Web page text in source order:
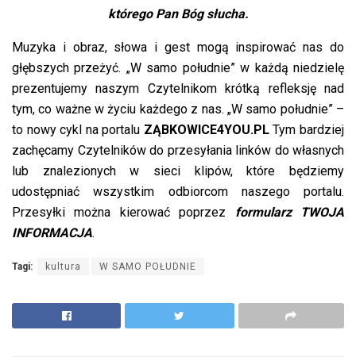
którego Pan Bóg słucha.
Muzyka i obraz, słowa i gest mogą inspirować nas do
głębszych przeżyć. „W samo południe”w każdą niedzielę
prezentujemy naszym Czytelnikom krótką refleksję nad
tym, co ważne w życiu każdego z nas. „W samo południe” –
to nowy cykl na portalu ZĄBKOWICE4YOU.PLTym bardziej
zachęcamy Czytelników do przesyłania linków do własnych
lub znalezionych w sieci klipów, które będziemy
udostępniać wszystkim odbiorcom naszego portalu.
Przesyłki można kierować poprzez formularz TWOJA
INFORMACJA.
Tagi: kultura W SAMO POŁUDNIE